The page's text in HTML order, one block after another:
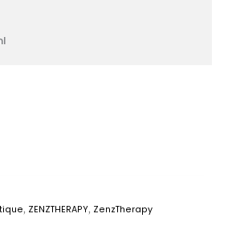
, ZENZTHERAPY, ZenzTherapy